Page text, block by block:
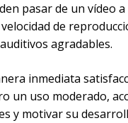
pasar de un vídeo
de
agradables.
inmediata
un uso moderado,
y motivar su